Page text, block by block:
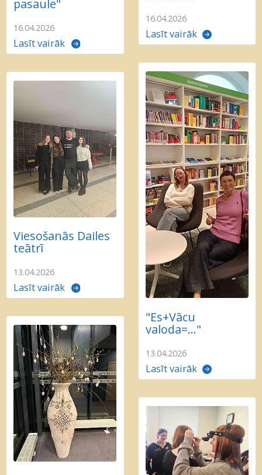
pasaule"
16.04.2026
Lasīt vairāk
16.04.2026
Lasīt vairāk
"Es+Vācu
valoda=..."
13.04.2026
Lasīt vairāk
Viesošanās Dailes
teātrī
13.04.2026
Lasīt vairāk